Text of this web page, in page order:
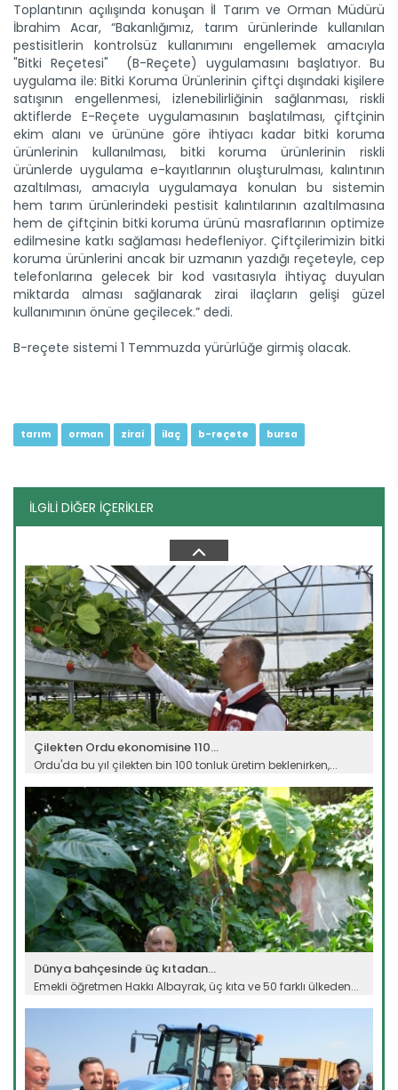
Toplantının açılışında konuşan İl Tarım ve Orman Müdürü
İbrahim Acar, “Bakanlığımız, tarım ürünlerinde kullanılan
pestisitlerin kontrolsüz kullanımını engellemek amacıyla
"Bitki Reçetesi" (B-Reçete) uygulamasını başlatıyor. Bu
uygulama ile: Bitki Koruma Ürünlerinin çiftçi dışındaki kişilere
satışının engellenmesi, izlenebilirliğinin sağlanması, riskli
aktiflerde E-Reçete uygulamasının başlatılması, çiftçinin
ekim alanı ve ürününe göre ihtiyacı kadar bitki koruma
ürünlerinin kullanılması, bitki koruma ürünlerinin riskli
ürünlerde uygulama e-kayıtlarının oluşturulması, kalıntının
azaltılması, amacıyla uygulamaya konulan bu sistemin
hem tarım ürünlerindeki pestisit kalıntılarının azaltılmasına
hem de çiftçinin bitki koruma ürünü masraflarının optimize
edilmesine katkı sağlaması hedefleniyor. Çiftçilerimizin bitki
koruma ürünlerini ancak bir uzmanın yazdığı reçeteyle, cep
telefonlarına gelecek bir kod vasıtasıyla ihtiyaç duyulan
miktarda alması sağlanarak zirai ilaçların gelişi güzel
kullanımının önüne geçilecek.” dedi.
B-reçete sistemi 1 Temmuzda yürürlüğe girmiş olacak.
tarım orman zirai ilaç b-reçete bursa
İLGİLİ DİĞER İÇERİKLER
Sulama projesinde sona...
Tarım ve Orman Bakanlığı Devlet Su İşleri Genel
Müdürlüğünün...
Devamını Oku ->
Genç girişimci devlet...
Erzincan’ın Tercan ilçesinde üniversite eğitimini
Devamını Oku ->
Çorak arazi meyve bahçesine...
Ağrı Doğubayazıt' ta çetin iklim şartlarına rağmen çorak
Devamını Oku ->
Çilekten Ordu ekonomisine 110...
Ordu'da bu yıl çilekten bin 100 tonluk üretim beklenirken,...
Devamını Oku ->
Dünya bahçesinde üç kıtadan...
Emekli öğretmen Hakkı Albayrak, üç kıta ve 50 farklı ülkeden...
Devamını Oku ->